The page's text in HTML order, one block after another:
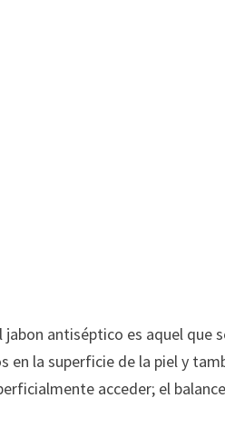
antiséptico es aquel que
la superficie de la piel y
acceder; el